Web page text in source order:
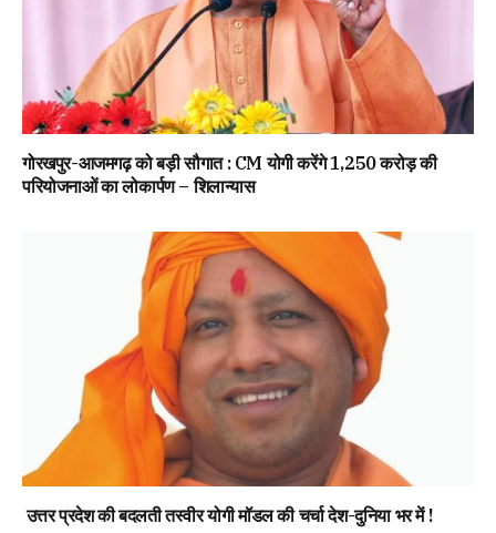
गोरखपुर-आजमगढ़ को बड़ी सौगात : CM योगी करेंगे 1,250 करोड़ की
परियोजनाओं का लोकार्पण – शिलान्यास
उत्तर प्रदेश की बदलती तस्वीर योगी मॉडल की चर्चा देश-दुनिया भर में !